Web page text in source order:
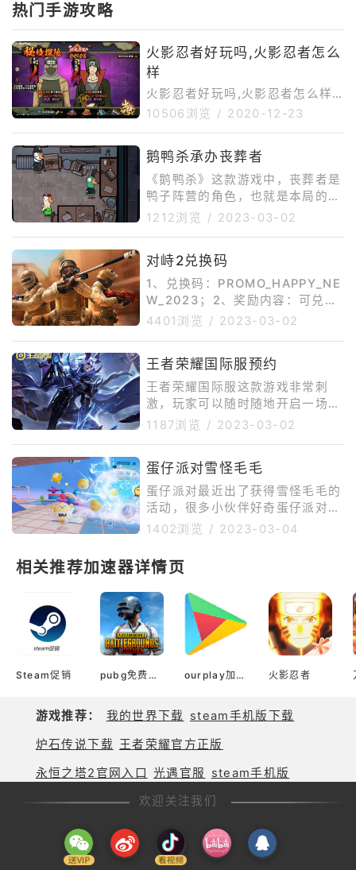
热门手游攻略
火影忍者好玩吗,火影忍者怎么
样
火影忍者好玩吗,火影忍者怎么样,
对于身经百战，玩过数百款游戏的
将小编拉入坑的，试玩了一会觉得
还
10506浏览 / 2020-12-23
鹅鸭杀承办丧葬者
《鹅鸭杀》这款游戏中，丧葬者是
鸭子阵营的角色，也就是本局的坏
人或者狼人，属于特殊狼，只有在
当它靠近尸体时，这个技能会被替
换成拖动尸体，玩家可以利用此技
能，将其他玩家的尸体拖入“丛林
神殿”的雾中，也可以拖到河边或
者地下室的锅炉中毁尸。《鹅鸭
杀》分为好人鹅、坏人鸭和中立三
个阵营。鸭是狼人阵营的杀手，鹅
是好人阵营的平民，在自由活动
时，鸭可以
1212浏览 / 2023-03-02
对峙2兑换码
1、兑换码：PROMO_HAPPY_NE
W_2023；2、奖励内容：可兑换
1000经验和1级通行证等级；3、
一下兑换码领取；4、官方活动经
常会发放一些代码福利，需要注意
的是促销代码很多都是有使用时间
限制的，如果超过了有效期就无法
领取奖励了。建议玩家们尽快兑
4401浏览 / 2023-03-02
王者荣耀国际服预约
王者荣耀国际服这款游戏非常刺
激，玩家可以随时随地开启一场精
彩的推塔比赛，游戏中英雄随意选
法，小编给大家带来了王者荣耀国
际服预约和下载教程，希望可以帮
助到你哦！装备相当强大，发挥最
大技能优势击杀，捍卫你的荣誉地
位。开启不同模式，身临其境体验
情。第一滴血，双击，帽子戏法.
指尖。发现和
1187浏览 / 2023-03-02
蛋仔派对雪怪毛毛
蛋仔派对最近出了获得雪怪毛毛的
活动，很多小伙伴好奇蛋仔派对雪
怪毛毛怎么快速获得，现在小编带
法，还不清楚蛋仔派对雪怪毛毛怎
么获取的小伙伴一起来看看蛋仔派
对雪怪毛毛怎么获取吧。《蛋仔派
对》雪怪毛毛快速获取方法一、在
【活动中心】中找到&lt;雪迹寻踪
&gt;的活动页面，点击共同探索。
二、点击【分享旅程求帮忙】，可
以获得链接、微信、微博、qq空
玩
1402浏览 / 2023-03-04
相关推荐加速器详情页
Steam促销 pubg免费加速器 ourplay加速器官网 火影忍者
游戏推荐： 我的世界下载 steam手机版下载
炉石传说下载 王者荣耀官方正版
永恒之塔2官网入口 光遇官服
steam手机版
欢迎关注我们